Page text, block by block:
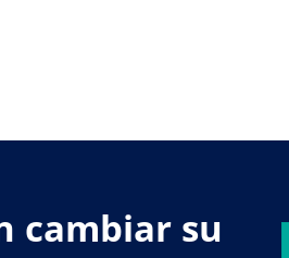
cambiar su